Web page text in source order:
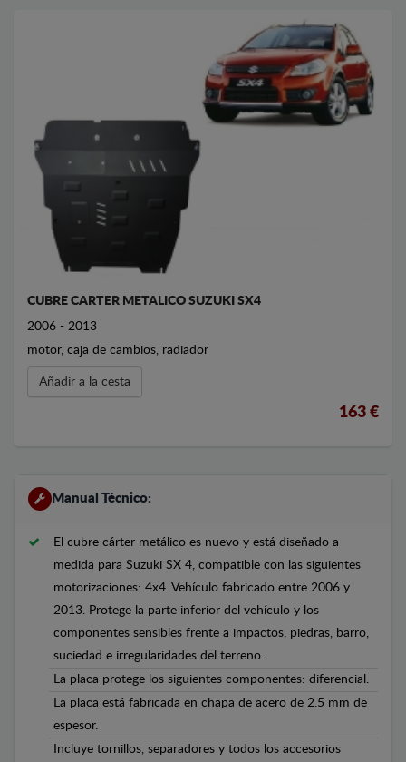
CUBRE CARTER METALICO SUZUKI SX4
2006 - 2013
motor, caja de cambios, radiador
Añadir a la cesta
163 €
Manual Técnico:
El cubre cárter metálico es nuevo y está diseñado a
medida para Suzuki SX 4, compatible con las siguientes
motorizaciones: 4x4. Vehículo fabricado entre 2006 y
2013. Protege la parte inferior del vehículo y los
componentes sensibles frente a impactos, piedras, barro,
suciedad e irregularidades del terreno.
La placa protege los siguientes componentes: diferencial.
La placa está fabricada en chapa de acero de 2.5 mm de
espesor.
Incluye tornillos, separadores y todos los accesorios